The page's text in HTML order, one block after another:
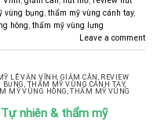
vùng bụng, thẩm mỹ vùng cánh tay,
hông, thẩm mỹ vùng lưng
Leave a comment
LÊ VĂN VĨNH, GIẢM CÂN , REVIEW
, THẨM MỸ VÙNG CÁNH TAY,
MỸ VÙNG HÔNG ,THẨM MỸ VÙNG
nhiên & thẩm mỹ